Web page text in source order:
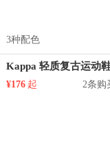
3种配色
¥176 起 2条购